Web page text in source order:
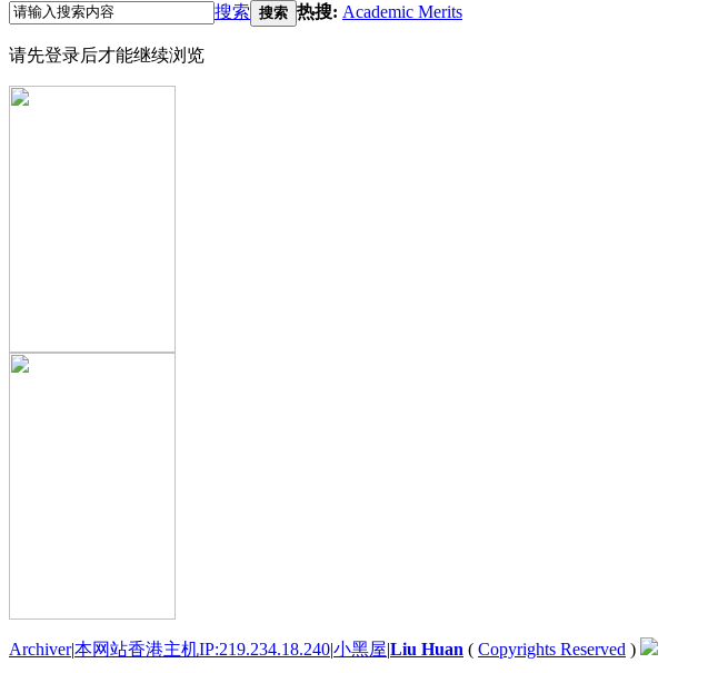
搜索 搜索 热搜: Academic Merits
请先登录后才能继续浏览
Archiver|本网站香港主机IP:219.234.18.240|小黑屋|Liu Huan ( Copyrights Reserved )